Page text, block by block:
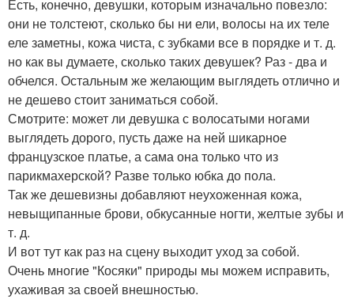
Есть, конечно, девушки, которым изначально повезло:
они не толстеют, сколько бы ни ели, волосы на их теле
еле заметны, кожа чиста, с зубками все в порядке и т. д.
но как вы думаете, сколько таких девушек? Раз - два и
обчелся. Остальным же желающим выглядеть отлично и
не дешево стоит заниматься собой.
Смотрите: может ли девушка с волосатыми ногами
выглядеть дорого, пусть даже на ней шикарное
французское платье, а сама она только что из
парикмахерской? Разве только юбка до пола.
Так же дешевизны добавляют неухоженная кожа,
невыщипанные брови, обкусанные ногти, желтые зубы и
т. д.
И вот тут как раз на сцену выходит уход за собой.
Очень многие "Косяки" природы мы можем исправить,
ухаживая за своей внешностью.